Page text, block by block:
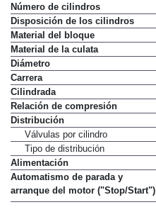
Número de cilindros
Disposición de los cilindros
Material del bloque
Material de la culata
Diámetro
Carrera
Cilindrada
Relación de compresión
Distribución
Válvulas por cilindro
Tipo de distribución
Alimentación
Automatismo de parada y
arranque del motor ("Stop/Start")